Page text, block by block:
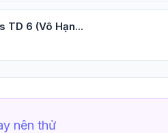
TD 6 (Vô Hạn...
nên thử